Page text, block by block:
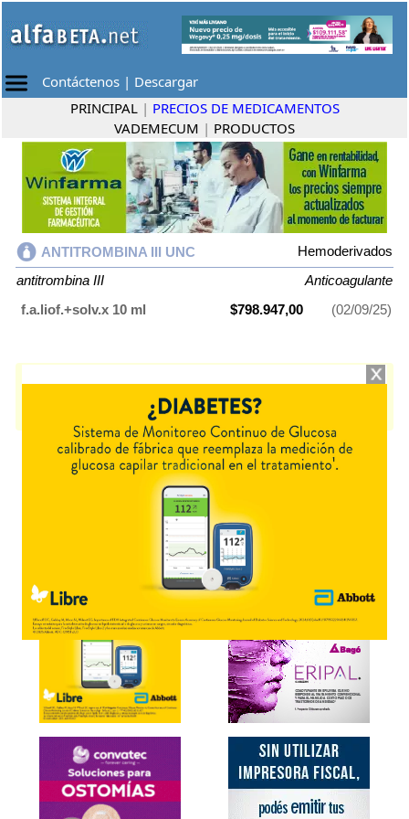
Contáctenos | Descargar
PRINCIPAL | PRECIOS DE MEDICAMENTOS
VADEMECUM | PRODUCTOS
ANTITROMBINA III UNC
Hemoderivados
antitrombina III
Anticoagulante
f.a.liof.+solv.x 10 ml
$798.947,00 (02/09/25)
. Es producido por Hemoderivados
Explorar más
Otros productos conantitrombina III
Otros productos deHemoderivados